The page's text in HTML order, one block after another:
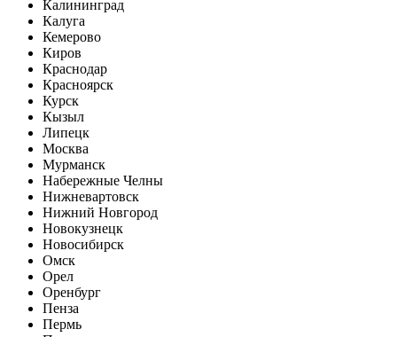
Калининград
Калуга
Кемерово
Киров
Краснодар
Красноярск
Курск
Кызыл
Липецк
Москва
Мурманск
Набережные Челны
Нижневартовск
Нижний Новгород
Новокузнецк
Новосибирск
Омск
Орел
Оренбург
Пенза
Пермь